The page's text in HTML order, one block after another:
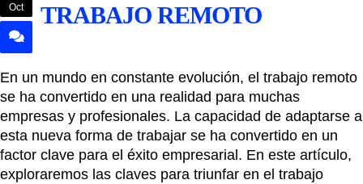
Oct
TRABAJO REMOTO
En un mundo en constante evolución, el trabajo remoto
se ha convertido en una realidad para muchas
empresas y profesionales. La capacidad de adaptarse a
esta nueva forma de trabajar se ha convertido en un
factor clave para el éxito empresarial. En este artículo,
exploraremos las claves para triunfar en el trabajo